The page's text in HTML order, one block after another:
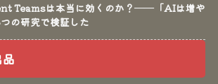
Teamsは本当に効くのか？──「AIは増や
の研究で検証した